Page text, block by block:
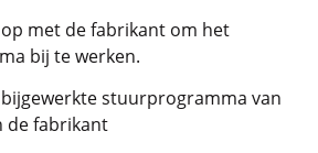
met de fabrikant om het
bij te werken.
stuurprogramma van
de fabrikant